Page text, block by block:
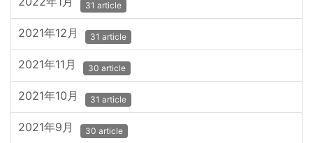
31 article
2021年12月 31 article
2021年11月 30 article
2021年10月 31 article
2021年9月 30 article